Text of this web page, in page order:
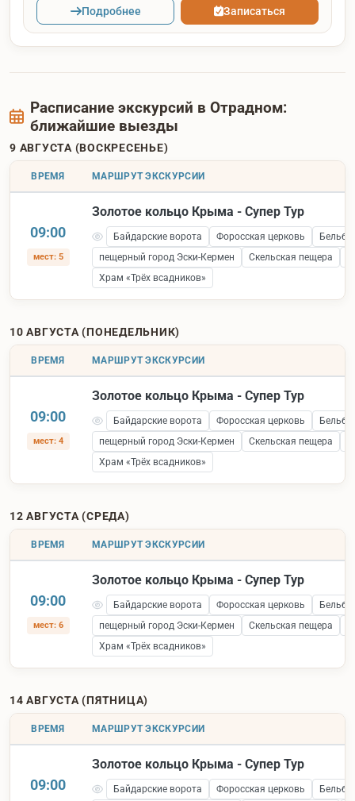
Подробнее Записаться
Расписание экскурсий в Отрадном:
ближайшие выезды
9 АВГУСТА (ВОСКРЕСЕНЬЕ)
ВРЕМЯ МАРШРУТ ЭКСКУРСИИ
09:00
мест: 5
Золотое кольцо Крыма - Супер Тур
Байдарские ворота Форосская церковь
пещерный город Эски-Кермен
Скельская пещера
Храм «Трёх всадников»
10 АВГУСТА (ПОНЕДЕЛЬНИК)
ВРЕМЯ МАРШРУТ ЭКСКУРСИИ
09:00
мест: 4
Золотое кольцо Крыма - Супер Тур
Байдарские ворота Форосская церковь
пещерный город Эски-Кермен
Скельская пещера
Храм «Трёх всадников»
12 АВГУСТА (СРЕДА)
ВРЕМЯ МАРШРУТ ЭКСКУРСИИ
09:00
мест: 6
Золотое кольцо Крыма - Супер Тур
Байдарские ворота Форосская церковь
пещерный город Эски-Кермен
Скельская пещера
Храм «Трёх всадников»
14 АВГУСТА (ПЯТНИЦА)
ВРЕМЯ МАРШРУТ ЭКСКУРСИИ
09:00
Золотое кольцо Крыма - Супер Тур
Байдарские ворота Форосская церковь